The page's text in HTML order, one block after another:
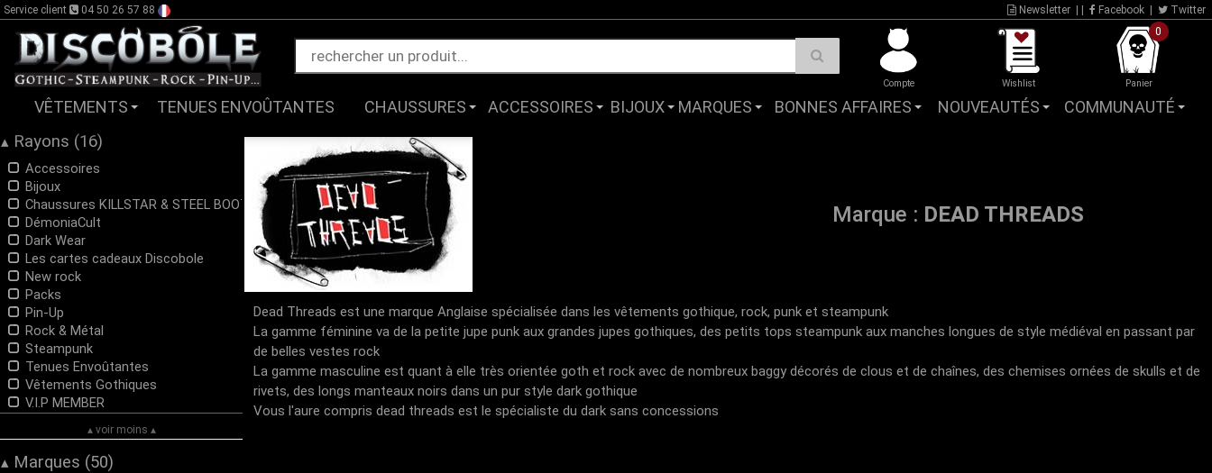
Service client 04 50 26 57 88 Newsletter Facebook Twitter
Compte Wishlist
0
Panier
VÊTEMENTS TENUES ENVOÛTANTES CHAUSSURES ACCESSOIRES BIJOUX MARQUES BONNES AFFAIRES NOUVEAUTÉS COMMUNAUTÉ
▴ Rayons (16)
Accessoires
Bijoux
Chaussures KILLSTAR & STEEL BOOTS
DémoniaCult
Dark Wear
Les cartes cadeaux Discobole
New rock
Packs
Pin-Up
Rock & Métal
Steampunk
Tenues Envoûtantes
Vêtements Gothiques
V.I.P MEMBER
▴ voir moins ▴
▴ Marques (50)
Marque : DEAD THREADS
Dead Threads est une marque Anglaise spécialisée dans les vêtements gothique, rock, punk et steampunk
La gamme féminine va de la petite jupe punk aux grandes jupes gothiques, des petits tops steampunk aux manches longues de style médiéval en passant par
de belles vestes rock
La gamme masculine est quant à elle très orientée goth et rock avec de nombreux baggy décorés de clous et de chaînes, des chemises ornées de skulls et de
rivets, des longs manteaux noirs dans un pur style dark gothique
Vous l'aure compris dead threads est le spécialiste du dark sans concessions